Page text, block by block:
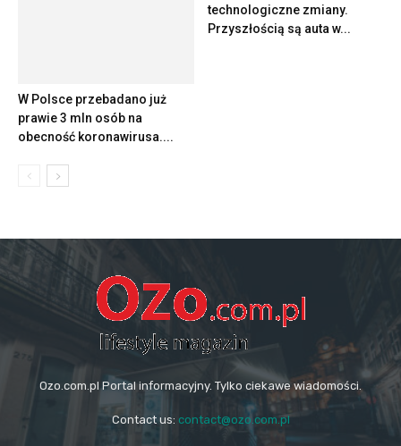
W Polsce przebadano już
prawie 3 mln osób na
obecność koronawirusa....
technologiczne zmiany.
Przyszłością są auta w...
Ozo.com.pl Portal informacyjny. Tylko ciekawe wiadomości.
Contact us: contact@ozo.com.pl